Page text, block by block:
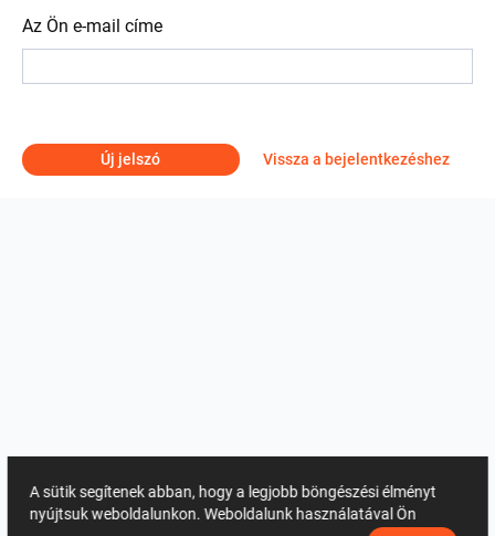
Az Ön e-mail címe
Új jelszó Vissza a bejelentkezéshez
A sütik segítenek abban, hogy a legjobb böngészési élményt
nyújtsuk weboldalunkon. Weboldalunk használatával Ön